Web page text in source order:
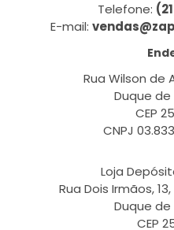
Telefone:
E-mail:
Rua Wilson de
Duque de
CEP
CNPJ
Loja
Rua Dois Irmãos,
Duque de
CEP